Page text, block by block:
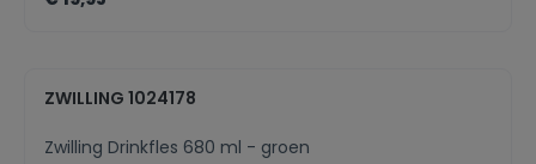
ZWILLING 1024178
Zwilling Drinkfles 680 ml - groen